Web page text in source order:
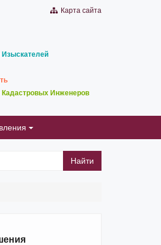
Карта сайта
Изыскателей
Инженеров
Найти